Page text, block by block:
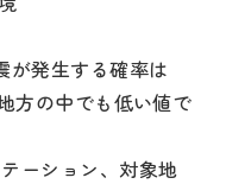
発生する確率は
方の中でも低い値で
ーション、対象地